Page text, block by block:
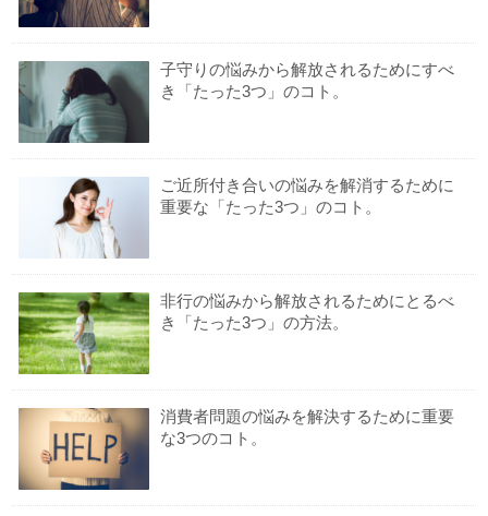
子守りの悩みから解放されるためにすべ
き「たった3つ」のコト。
ご近所付き合いの悩みを解消するために
重要な「たった3つ」のコト。
非行の悩みから解放されるためにとるべ
き「たった3つ」の方法。
消費者問題の悩みを解決するために重要
な3つのコト。